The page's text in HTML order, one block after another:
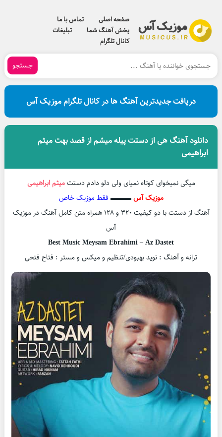
صفحه اصلی
تماس با ما
پخش آهنگ شما
تبلیغات
کانال تلگرام
جستجو
دریافت جدیدترین آهنگ ها در کانال تلگرام موزیک آس
دانلود آهنگ هی از دستت پیله میشم از قصد بهت میثم
ابراهیمی
میگی نمیخوای کوتاه نمیای ولی دلو دادم دستتمیثم ابراهیمی
موزیک آس▬▬▬ فقط موزیک خاص
آهنگ از دستت با دو کیفیت ۳۲۰ و ۱۲۸ همراه متن کامل آهنگ در موزیک
آس
Best Music Meysam Ebrahimi – Az Dastet
ترانه و آهنگ : نوید بهبودی/تنظیم و میکس و مستر : فتاح فتحی